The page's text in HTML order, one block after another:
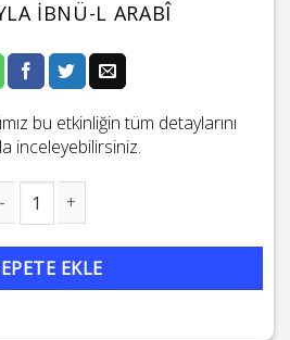
İBNÜ-L ARABÎ
bu etkinliğin tüm detaylarını
inceleyebilirsiniz.
EKLE